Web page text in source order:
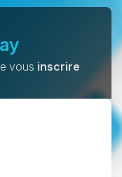
vous inscrire